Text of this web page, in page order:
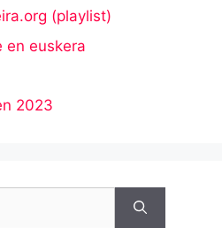
(playlist)
en euskera
2023